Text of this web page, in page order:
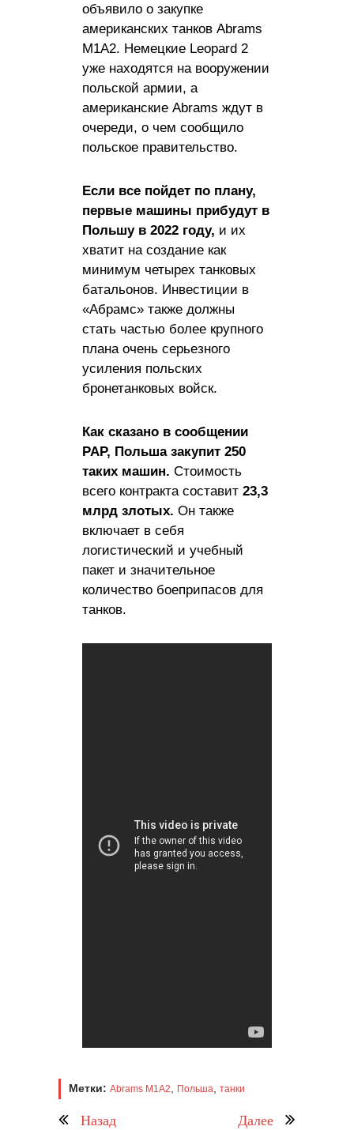
объявило о закупке
американских танков Abrams
M1A2. Немецкие Leopard 2
уже находятся на вооружении
польской армии, а
американские Abrams ждут в
очереди, о чем сообщило
польское правительство.
Если все пойдет по плану,
первые машины прибудут в
Польшу в 2022 году, и их
хватит на создание как
минимум четырех танковых
батальонов. Инвестиции в
«Абрамс» также должны
стать частью более крупного
плана очень серьезного
усиления польских
бронетанковых войск.
Как сказано в сообщении
PAP, Польша закупит 250
таких машин. Стоимость
всего контракта составит 23,3
млрд злотых. Он также
включает в себя
логистический и учебный
пакет и значительное
количество боеприпасов для
танков.
Метки: Abrams M1A2 Польша танки
Назад Далее